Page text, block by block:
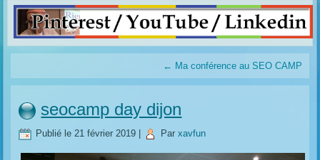
← Ma conférence au SEO CAMP
seocamp day dijon
Publié le 21 février 2019 Par xavfun